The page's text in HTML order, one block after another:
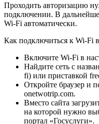
Проходить авторизацию
подключении. В
Wi-Fi автоматически.
Как подключиться к Wi-Fi
Включите Wi-Fi в
Найдите сеть с
fi) или приставкой
Откройте браузер и
onetwotrip.com.
Вместо сайта
на которой нужно
портал «Госуслуги».